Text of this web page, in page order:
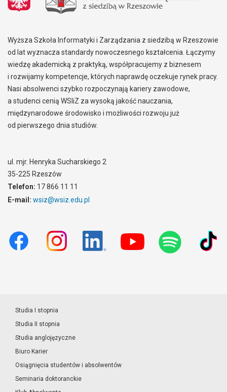
Wyższa Szkoła Informatyki i Zarządzania z siedzibą w Rzeszowie
od lat wyznacza standardy nowoczesnego kształcenia. Łączymy
wiedzę akademicką z praktyką, współpracujemy z biznesem
i rozwijamy kompetencje, których naprawdę oczekuje rynek pracy.
Nasi absolwenci szybko rozpoczynają kariery zawodowe,
a studenci cenią WSIiZ za wysoką jakość nauczania,
międzynarodowe środowisko i możliwości rozwoju już
od pierwszego dnia studiów.
ul. mjr. Henryka Sucharskiego 2
35-225 Rzeszów
Telefon: 17 866 11 11
E-mail: wsiz@wsiz.edu.pl
Studia I stopnia
Studia II stopnia
Studia anglojęzyczne
Biuro Karier
Osiągnięcia studentów i absolwentów
Seminaria doktoranckie